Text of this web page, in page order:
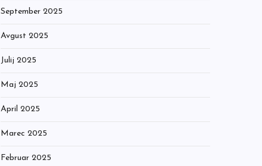
September 2025
Avgust 2025
Julij 2025
Maj 2025
April 2025
Marec 2025
Februar 2025